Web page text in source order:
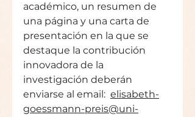
académico, un resumen de
una página y una carta de
presentación en la que se
destaque la contribución
innovadora de la
investigación deberán
enviarse al email: elisabeth-
goessmann-preis@uni-